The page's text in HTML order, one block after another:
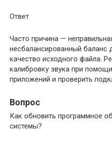
Ответ
Часто причина —
несбалансированный баланс
качество исходного файла.
калибровку звука при
приложений и проверить
Вопрос
Как обновить программное
системы?